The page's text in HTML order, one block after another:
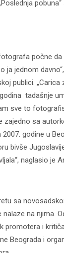
počne
ja jednom
publici.
tadašnje
sve to
zajedno sa
godine u
bivše
naglasio je
sa
na njima.
promotera i
Beograda i